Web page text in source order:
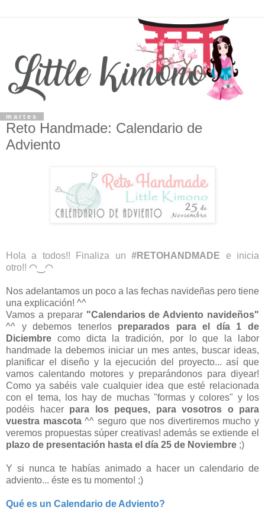
martes
Reto Handmade: Calendario de
Adviento
Hola a todos!! Finaliza un#RETOHANDMADE e inicia
otro!! ◠‿◠
Nos adelantamos un poco a las fechas navideñas pero tiene
una explicación! ^^
Vamos a preparar "Calendarios de Adviento navideños"
^^ y debemos tenerlos preparados para el día 1 de
Diciembre como dicta la tradición, por lo que la labor
handmade la debemos iniciar un mes antes, buscar ideas,
planificar el diseño y la ejecución del proyecto... así que
vamos calentando motores y preparándonos para diyear!
Como ya sabéis vale cualquier idea que esté relacionada
con el tema, los hay de muchas "formas y colores" y los
podéis hacer para
los peques, para vosotros o para
vuestra mascota^^ seguro que nos divertiremos mucho y
veremos propuestas súper creativas! además se extiende el
plazo de presentación hasta el día 25 de Noviembre ;)
Y si nunca te habías animado a hacer un calendario de
adviento... éste es tu momento! ;)
Qué es un Calendario de Adviento?